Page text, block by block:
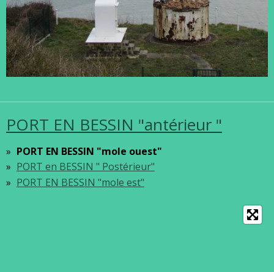
PORT EN BESSIN "antérieur "
PORT EN BESSIN "mole ouest"
PORT en BESSIN " Postérieur"
PORT EN BESSIN "mole est"